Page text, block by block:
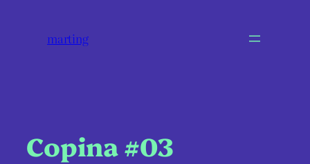
marting
Copina #03